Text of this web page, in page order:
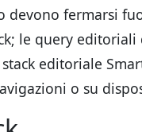
devono fermarsi
le query editoriali
editoriale
o su